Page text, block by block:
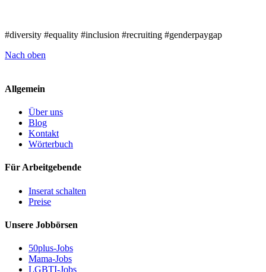
#diversity #equality #inclusion #recruiting #genderpaygap
Nach oben
Allgemein
Über uns
Blog
Kontakt
Wörterbuch
Für Arbeitgebende
Inserat schalten
Preise
Unsere Jobbörsen
50plus-Jobs
Mama-Jobs
LGBTI-Jobs